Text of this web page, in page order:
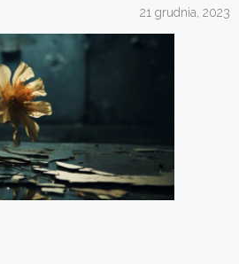
21 grudnia, 2023